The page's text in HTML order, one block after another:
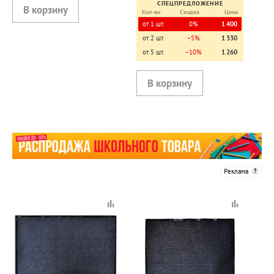
СПЕЦПРЕДЛОЖЕНИЕ
Кол-во
Скидка Цена
от 1 шт. 0%
1 400
от 2 шт.
−5%
1 330
от 5 шт.
−10% 1 260
Реклама